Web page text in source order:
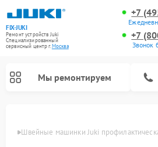
FIX-JUKI
Ремонт устройств Juki
Специализированный
cервисный центр г.Москва
+7
+7
Звонок
Мы ремонтируем
Швейные машинки Juki